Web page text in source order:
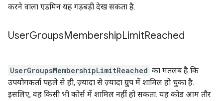
करने वाला एडमिन यह गड़बड़ी देख सकता है.
UserGroupsMembershipLimitReached
UserGroupsMembershipLimitReached का मतलब है कि
उपयोगकर्ता पहले से ही, ज़्यादा से ज़्यादा ग्रुप में शामिल हो चुका है.
इसलिए, वह किसी भी कोर्स में शामिल नहीं हो सकता. यह कोड आम तौर